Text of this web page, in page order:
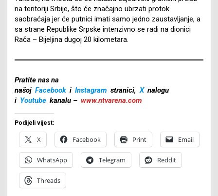
na teritoriji Srbije, što će značajno ubrzati protok
saobraćaja jer će putnici imati samo jedno zaustavljanje, a
sa strane Republike Srpske intenzivno se radi na dionici
Rača – Bijeljina dugoj 20 kilometara.
Pratite nas na
našoj Facebook i Instagram stranici, X nalogu
i Youtube kanalu – www.ntvarena.com
Podijeli vijest:
X Facebook Print Email
WhatsApp Telegram Reddit
Threads